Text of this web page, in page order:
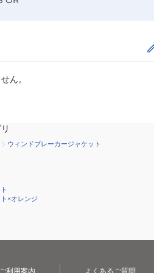
ん。
ウィンドブレーカージャケット
×オレンジ
ご利用案内 よくあるご質問